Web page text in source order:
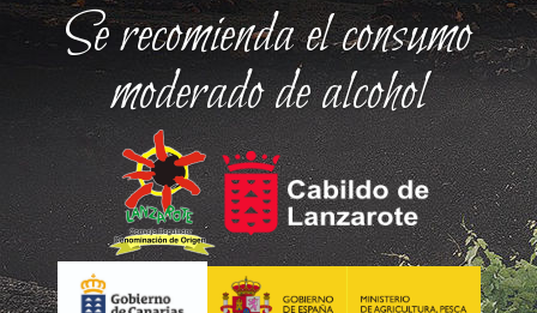
Se recomienda el consumo
moderado de alcohol